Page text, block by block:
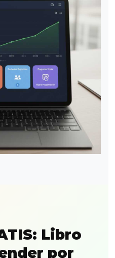
Libro
por